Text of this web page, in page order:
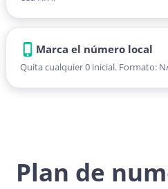
Marca el número local
Quita cualquier 0 inicial. Formato:
Plan de